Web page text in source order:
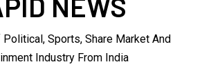
Sports, Share Market And
Industry From India